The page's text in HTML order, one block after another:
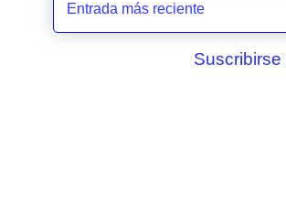
Entrada más reciente
Suscribirse